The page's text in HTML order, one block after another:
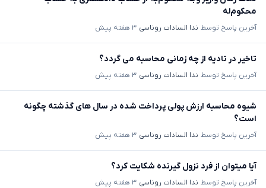
محکوم‌له
آخرین پاسخ توسط ندا السادات روناسی ۳ هفته پیش
تاخیر در تادیه از چه زمانی محاسبه می گردد؟
آخرین پاسخ توسط ندا السادات روناسی ۳ هفته پیش
شیوه محاسبه ارزش پولی پرداخت شده در سال های گذشته چگونه
است؟
آخرین پاسخ توسط ندا السادات روناسی ۳ هفته پیش
آیا میتوان از فرد نزول گیرنده شکایت کرد؟
آخرین پاسخ توسط ندا السادات روناسی ۳ هفته پیش